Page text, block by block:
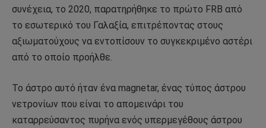
συνέχεια, το 2020, παρατηρήθηκε το πρώτο FRB από
το εσωτερικό του Γαλαξία, επιτρέποντας στους
αξιωματούχους να εντοπίσουν το συγκεκριμένο αστέρι
από το οποίο προήλθε.
Το άστρο αυτό ήταν ένα magnetar, ένας τύπος άστρου
νετρονίων που είναι το απομεινάρι του
καταρρεύσαντος πυρήνα ενός υπερμεγέθους άστρου